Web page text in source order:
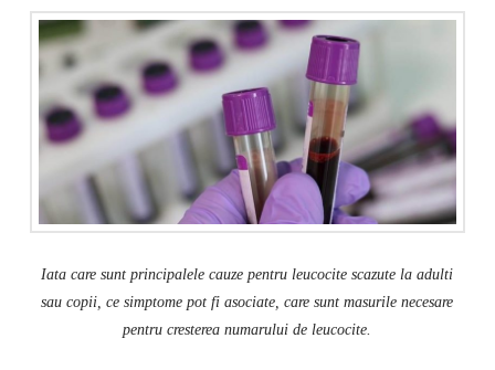
Iata care sunt principalele cauze pentru leucocite scazute la adulti
sau copii, ce simptome pot fi asociate, care sunt masurile necesare
pentru cresterea numarului de leucocite.